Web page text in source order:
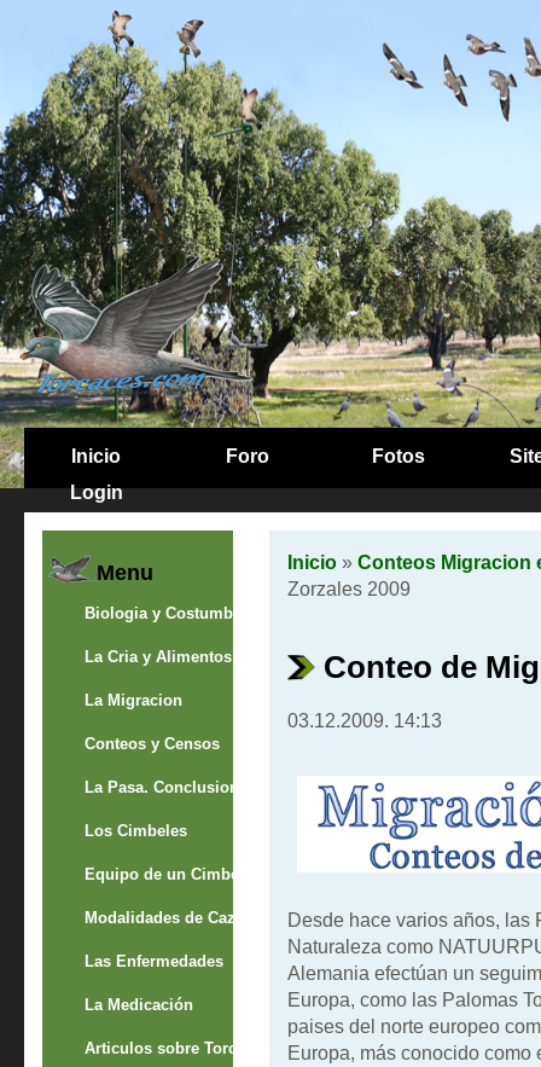
Inicio Foro Fotos
Login
Menu
Biologia y Costumbres
La Cria y Alimentos
La Migracion
Conteos y Censos
La Pasa. Conclusion
Los Cimbeles
Equipo de un Cimbelero
Modalidades de Caza
Las Enfermedades
La Medicación
Articulos sobre Torcaces
Inicio» Conteos Migracion
Zorzales 2009
Conteo de
03.12.2009. 14:13
Desde hace varios años, las
Naturaleza como
Alemania efectúan un
Europa, como las Palomas
paises del norte europeo
Europa, más conocido como